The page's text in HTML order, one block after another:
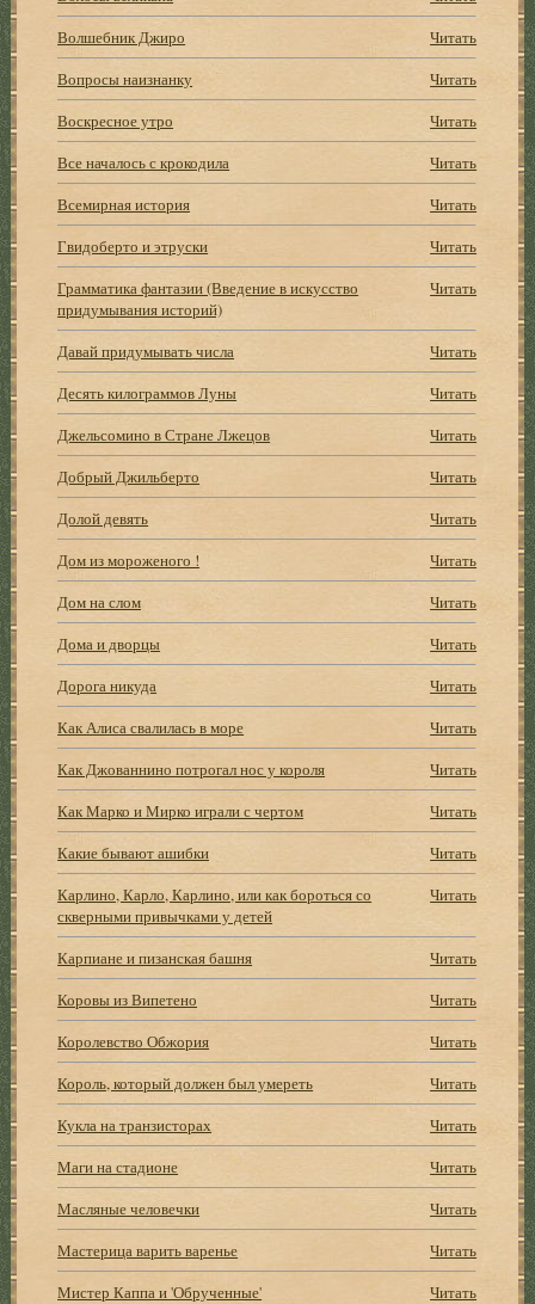
Волшебник Джиро
Читать
Вопросы наизнанку
Читать
Воскресное утро
Читать
Все началось с крокодила
Читать
Всемирная история
Читать
Гвидоберто и этруски
Читать
Грамматика фантазии (Введение в искусство
придумывания историй)
Читать
Давай придумывать числа
Читать
Десять килограммов Луны
Читать
Джельсомино в Стране Лжецов
Читать
Добрый Джильберто
Читать
Долой девять
Читать
Дом из мороженого !
Читать
Дом на слом
Читать
Дома и дворцы
Читать
Дорога никуда
Читать
Как Алиса свалилась в море
Читать
Как Джованнино потрогал нос у короля
Читать
Как Марко и Мирко играли с чертом
Читать
Какие бывают ашибки
Читать
Карлино, Карло, Карлино, или как бороться со
скверными привычками у детей
Читать
Карпиане и пизанская башня
Читать
Коровы из Випетено
Читать
Королевство Обжория
Читать
Король, который должен был умереть
Читать
Кукла на транзисторах
Читать
Маги на стадионе
Читать
Масляные человечки
Читать
Мастерица варить варенье
Читать
Мистер Каппа и 'Обрученные'
Читать